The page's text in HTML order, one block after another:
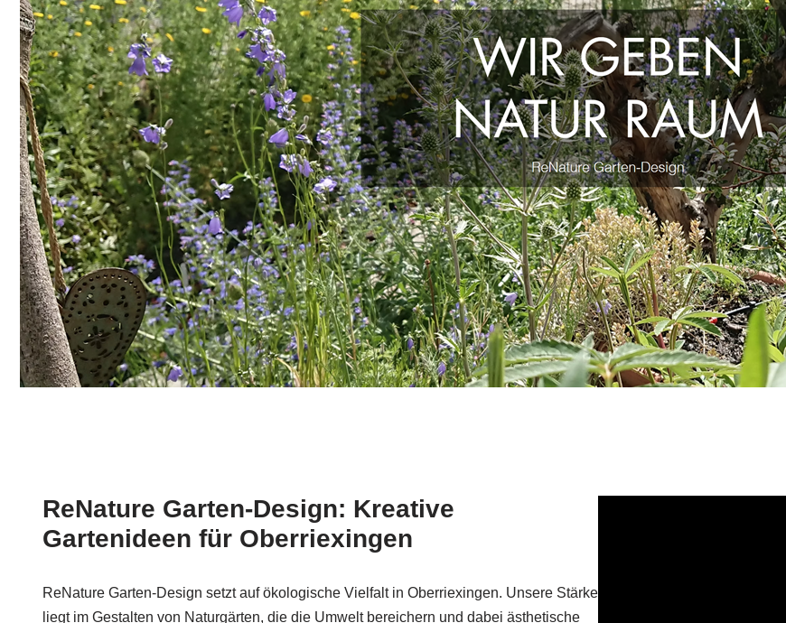
ReNature Garten-Design: Kreative
Gartenideen für Oberriexingen
ReNature Garten-Design setzt auf ökologische Vielfalt in Oberriexingen. Unsere Stärke
liegt im Gestalten von Naturgärten, die die Umwelt bereichern und dabei ästhetische